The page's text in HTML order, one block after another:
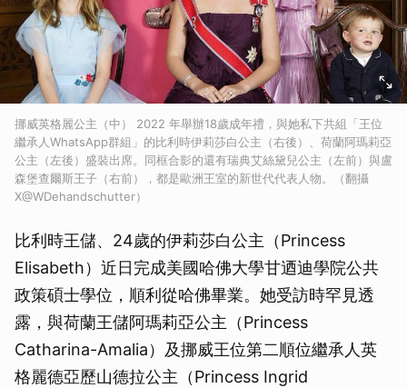
挪威英格麗公主（中） 2022 年舉辦18歲成年禮，與她私下共組「王位
繼承人WhatsApp群組」的比利時伊莉莎白公主（右後）、荷蘭阿瑪莉亞
公主（左後）盛裝出席。同框合影的還有瑞典艾絲黛兒公主（左前）與盧
森堡查爾斯王子（右前），都是歐洲王室的新世代代表人物。（翻攝
X@WDehandschutter）
比利時王儲、24歲的伊莉莎白公主（Princess
Elisabeth）近日完成美國哈佛大學甘迺迪學院公共
政策碩士學位，順利從哈佛畢業。她受訪時罕見透
露，與荷蘭王儲阿瑪莉亞公主（Princess
Catharina-Amalia）及挪威王位第二順位繼承人英
格麗德亞歷山德拉公主（Princess Ingrid